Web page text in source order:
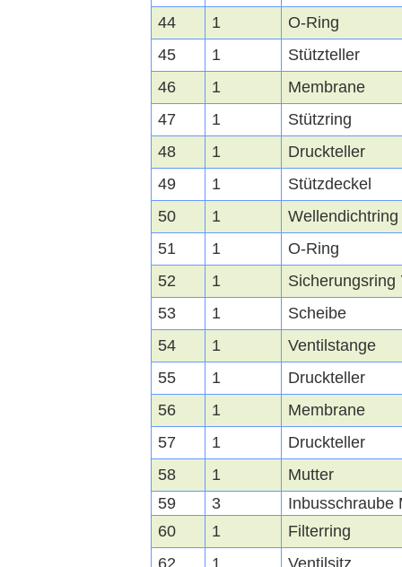
44
1
O-Ring
45
1
Stützteller
46
1
Membrane
47
1
Stützring
48
1
Druckteller
49
1
Stützdeckel
50
1
Wellendichtring
51
1
O-Ring
52
1
Sicherungsring
53
1
Scheibe
54
1
Ventilstange
55
1
Druckteller
56
1
Membrane
57
1
Druckteller
58
1
Mutter
59
3
Inbusschraube
60
1
Filterring
62
1 Ventilsitz